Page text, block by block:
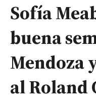
Sofía
buena
Mendoza
al Roland